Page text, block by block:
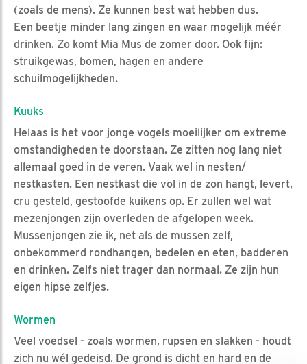
(zoals de mens). Ze kunnen best wat hebben dus.
Een beetje minder lang zingen en waar mogelijk méér
drinken. Zo komt Mia Mus de zomer door. Ook fijn:
struikgewas, bomen, hagen en andere
schuilmogelijkheden.
Kuuks
Helaas is het voor jonge vogels moeilijker om extreme
omstandigheden te doorstaan. Ze zitten nog lang niet
allemaal goed in de veren. Vaak wel in nesten/
nestkasten. Een nestkast die vol in de zon hangt, levert,
cru gesteld, gestoofde kuikens op. Er zullen wel wat
mezenjongen zijn overleden de afgelopen week.
Mussenjongen zie ik, net als de mussen zelf,
onbekommerd rondhangen, bedelen en eten, badderen
en drinken. Zelfs niet trager dan normaal. Ze zijn hun
eigen hipse zelfjes.
Wormen
Veel voedsel - zoals wormen, rupsen en slakken - houdt
zich nu wél gedeisd. De grond is dicht en hard en de